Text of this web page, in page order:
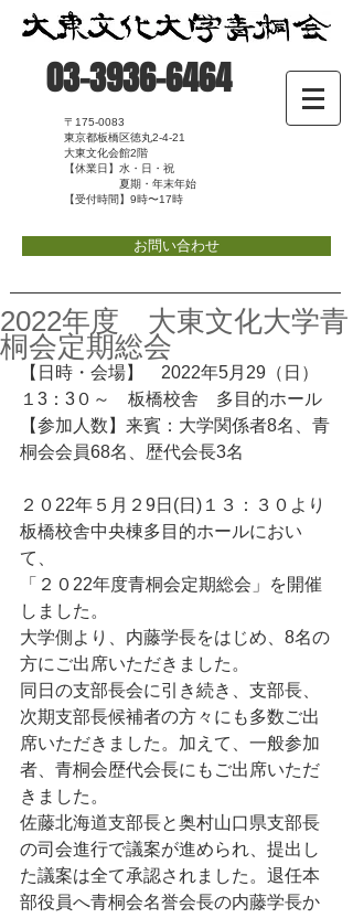
03-3936-6464
〒175-0083
東京都板橋区徳丸2-4-21
大東文化会館2階
【休業日】水・日・祝
夏期・年末年始
【受付時間】9時〜17時
お問い合わせ
2022年度 大東文化大学青
桐会定期総会
【日時・会場】　2022年5月29（日）
１3：3０～　板橋校舎　多目的ホール
【参加人数】来賓：大学関係者8名、青
桐会会員68名、歴代会長3名
２０22年５月２9日(日)１３：３０より
板橋校舎中央棟多目的ホールにおい
て、
「２０22年度青桐会定期総会」を開催
しました。
大学側より、内藤学長をはじめ、8名の
方にご出席いただきました。
同日の支部長会に引き続き、支部長、
次期支部長候補者の方々にも多数ご出
席いただきました。加えて、一般参加
者、青桐会歴代会長にもご出席いただ
きました。
佐藤北海道支部長と奥村山口県支部長
の司会進行で議案が進められ、提出し
た議案は全て承認されました。退任本
部役員へ青桐会名誉会長の内藤学長か